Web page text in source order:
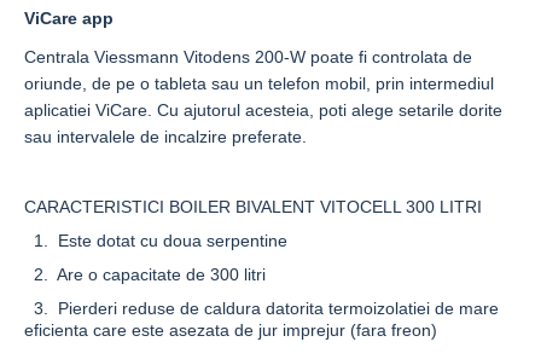
ViCare app
Centrala Viessmann Vitodens 200-W poate fi controlata de
oriunde, de pe o tableta sau un telefon mobil, prin intermediul
aplicatiei ViCare . Cu ajutorul acesteia, poti alege setarile dorite
sau intervalele de incalzire preferate.
CARACTERISTICI BOILER BIVALENT VITOCELL 300 LITRI
1. Este dotat cu doua serpentine
2. Are o capacitate de 300 litri
3. Pierderi reduse de caldura datorita termoizolatiei de mare
eficienta care este asezata de jur imprejur (fara freon)